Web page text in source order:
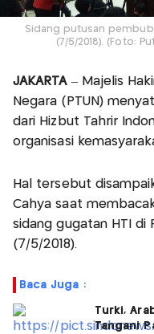
Sidang putusan
(7/5/2018). (Foto:
JAKARTA– Majelis
Negara (PTUN)
dari Hizbut Tahrir
organisasi
Hal tersebut
Cahya saat
sidang gugatan HTI di
(7/5/2018).
Baca Juga :
Turki,
Tangani